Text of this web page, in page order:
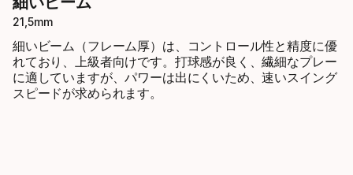
21,5mm
細いビーム（フレーム厚）は、コントロール性と精度に優
れており、上級者向けです。打球感が良く、繊細なプレー
に適していますが、パワーは出にくいため、速いスイング
スピードが求められます。